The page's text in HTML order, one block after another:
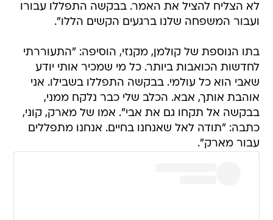
לא הצליח להציל את האמר. בבקשה התפללו עבורו
ועבור המשפחה שלנו ברגעים הקשים הללו".
בתו הנוספת של קולמן, מקנזי, הוסיפה: "התעוררתי
לחדשות הכואבות ביותר. כל מי שמכיר אותי יודע
שאבי הוא כל עולמי. בבקשה התפללו בשבילו. אני
אוהבת אותך, אבא. הכלב שלי כבר נלקח ממני,
בבקשה אל תקחו גם את אבי". אמו של מארק, קוני,
כתבה: "תודה לאל שאנחנו בחיים. אנחנו מתפללים
עבור מארק".